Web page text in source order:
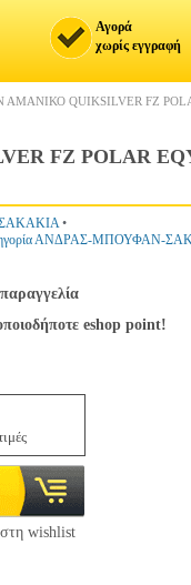
Αγορά
χωρίς εγγραφή
QUIKSILVER FZ
FZ POLAR
•
ΑΝΔΡΑΣ-ΜΠΟΥΦΑΝ-
eshop point!
wishlist